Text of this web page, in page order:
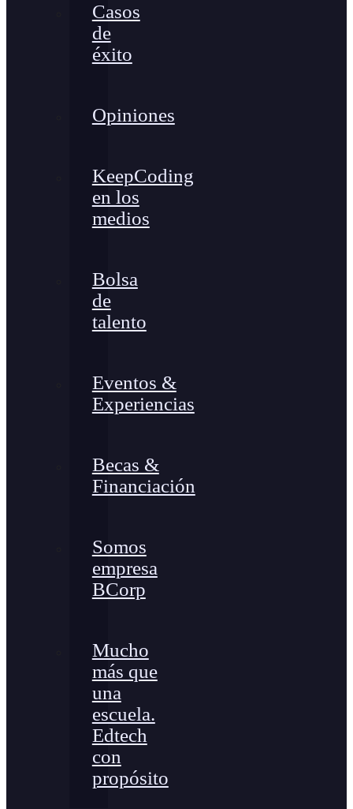
Casos
de
éxito
Opiniones
KeepCoding
en los
medios
Bolsa
de
talento
Eventos &
Experiencias
Becas &
Financiación
Somos
empresa
BCorp
Mucho
más que
una
escuela.
Edtech
con
propósito